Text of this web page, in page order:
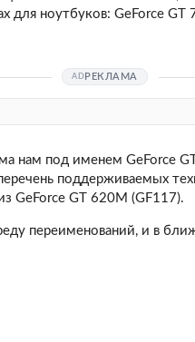
для ноутбуков: GeForce
РЕКЛАМА
нам под именем GeForce
поддерживаемых
GeForce GT 620M (GF117).
переименований, и в